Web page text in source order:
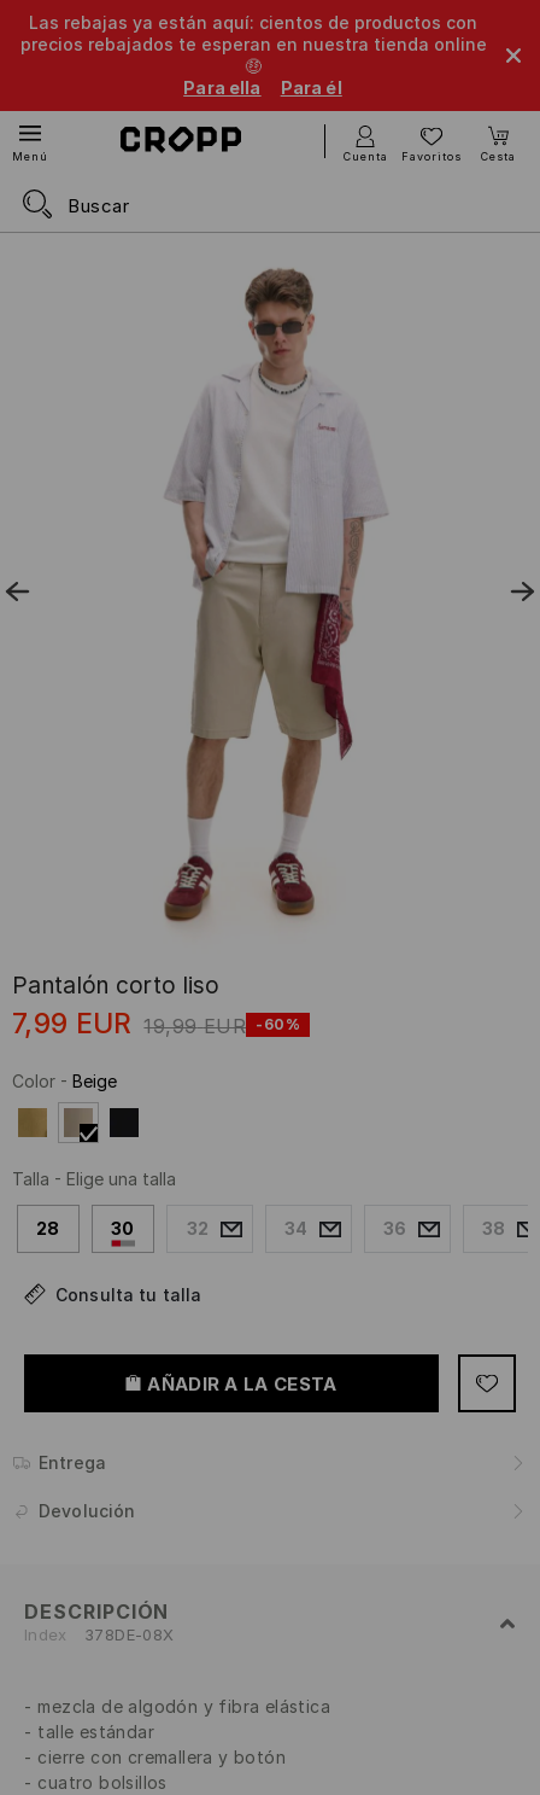
Las rebajas ya están aquí: cientos de productos con
precios rebajados te esperan en nuestra tienda online
🤑
Para ella
Para él
Menú Cuenta Favoritos Cesta
Pantalón corto liso
7,99 EUR 19,99 EUR -60%
Color - Beige
Talla - Elige una talla
28 30 32 34 36 38
Consulta tu talla
AÑADIR A LA CESTA
Entrega
Devolución
DESCRIPCIÓN
Index 378DE-08X
mezcla de algodón y fibra elástica
talle estándar
cierre con cremallera y botón
cuatro bolsillos